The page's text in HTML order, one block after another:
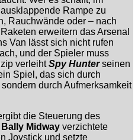
Rampe zu
Rauchwände oder – nach
erweitern das Arsenal
Van lässt sich nicht rufen
und der Spieler muss
verleihtSpy Hunterseinen
Spiel, das sich durch
durch Aufmerksamkeit
die Steuerung des
Bally Midway verzichtete
Joystick und setzte